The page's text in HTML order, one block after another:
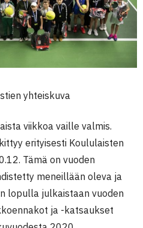
yhteiskuva
viikkoa vaille valmis.
erityisesti Koululaisten
Tämä on vuoden
meneillään oleva ja
lopulla julkaistaan vuoden
ja -katsaukset